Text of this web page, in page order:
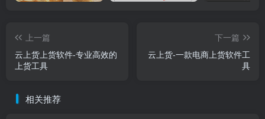
上一篇
云上货上货软件-专业高效的
上货工具
下一篇
云上货-一款电商上货软件工
具
相关推荐